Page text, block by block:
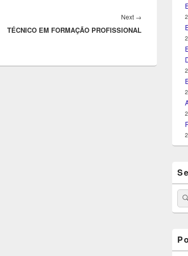
Next →
TÉCNICO EM FORMAÇÃO PROFISSIONAL
for: